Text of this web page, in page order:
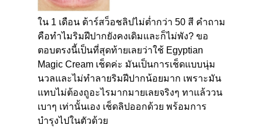
ใน 1 เดือน ต้าร์สว็อชลิปไม่ต่ำกว่า 50 สี คำถาม
คือทำไมริมฝีปากยังคงเดิมและก็ไม่พัง? ขอ
ตอบตรงนี้เป็นที่สุดท้ายเลยว่าใช้ Egyptian
Magic Cream เช็ดค่ะ มันเป็นการเช็ดแบบนุ่ม
นวลและไม่ทำลายริมฝีปากน้อยมาก เพราะมัน
แทบไม่ต้องถูอะไรมากมายเลยจริงๆ ทาแล้ววน
เบาๆ เท่านั้นเอง เช็ดลิปออกด้วย พร้อมการ
บำรุงไปในตัวด้วย